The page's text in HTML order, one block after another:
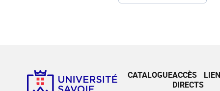
CATALOGUEACCÈS
DIRECTS